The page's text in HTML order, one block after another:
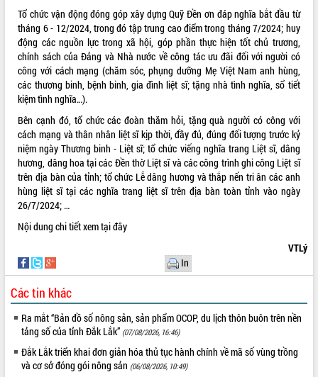
LIÊN KẾT WEB
Hôm nay: 5394
Tất cả: 66091062
Tổ chức vận động đóng góp xây dựng Quỹ Đền ơn đáp nghĩa bắt đầu từ
tháng 6 - 12/2024, trong đó tập trung cao điểm trong tháng 7/2024; huy
động các nguồn lực trong xã hội, góp phần thực hiện tốt chủ trương,
chính sách của Đảng và Nhà nước về công tác ưu đãi đối với người có
công với cách mạng (chăm sóc, phụng dưỡng Mẹ Việt Nam anh hùng,
các thương binh, bệnh binh, gia đình liệt sĩ; tặng nhà tình nghĩa, sổ tiết
kiệm tình nghĩa…).
Bên cạnh đó, tổ chức các đoàn thăm hỏi, tặng quà người có công với
cách mạng và thân nhân liệt sĩ kịp thời, đầy đủ, đúng đối tượng trước kỷ
niệm ngày Thương binh - Liệt sĩ; tổ chức viếng nghĩa trang Liệt sĩ, dâng
hương, dâng hoa tại các Đền thờ Liệt sĩ và các công trình ghi công Liệt sĩ
trên địa bàn của tỉnh; tổ chức Lễ dâng hương và thắp nến tri ân các anh
hùng liệt sĩ tại các nghĩa trang liệt sĩ trên địa bàn toàn tỉnh vào ngày
26/7/2024; …
Nội dung chi tiết xemtại đây
VTLý
In
Các tin khác
Ra mắt “Bản đồ số nông sản, sản phẩm OCOP, du lịch thôn buôn trên nền
tảng số của tỉnh Đắk Lắk” (07/08/2026, 16:46)
Đắk Lắk triển khai đơn giản hóa thủ tục hành chính về mã số vùng trồng
và cơ sở đóng gói nông sản (06/08/2026, 10:49)